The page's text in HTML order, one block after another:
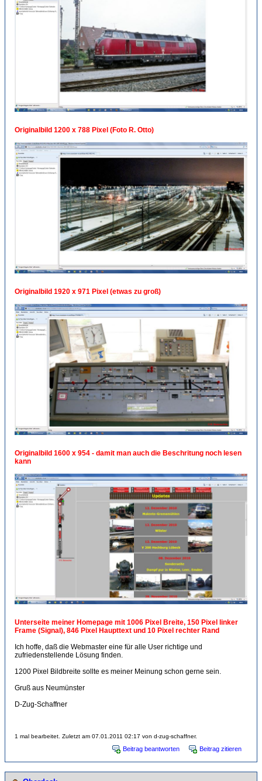
Originalbild 1200 x 788 Pixel (Foto R. Otto)
Originalbild 1920 x 971 Pixel (etwas zu groß)
Originalbild 1600 x 954 - damit man auch die Beschritung noch lesen
kann
Unterseite meiner Homepage mit 1006 Pixel Breite, 150 Pixel linker
Frame (Signal), 846 Pixel Haupttext und 10 Pixel rechter Rand
Ich hoffe, daß die Webmaster eine für alle User richtige und
zufriedenstellende Lösung finden.
1200 Pixel Bildbreite sollte es meiner Meinung schon gerne sein.
Gruß aus Neumünster
D-Zug-Schaffner
1 mal bearbeitet. Zuletzt am 07.01.2011 02:17 von d-zug-schaffner.
Beitrag beantworten Beitrag zitieren